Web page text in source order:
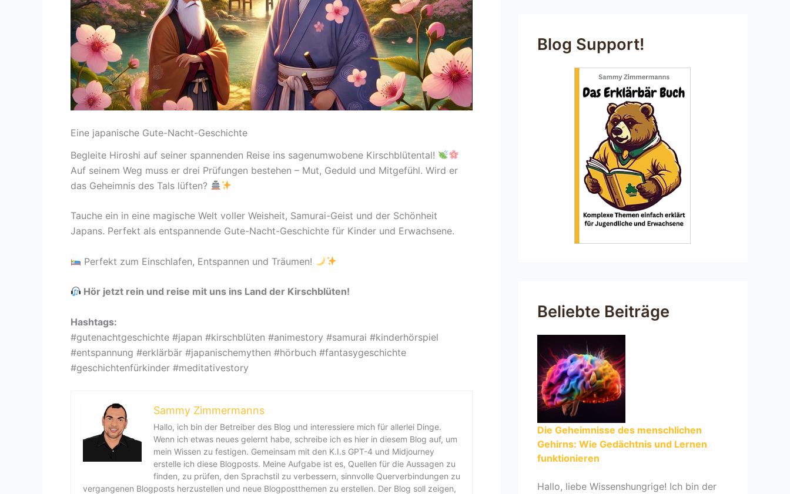
Eine japanische Gute-Nacht-Geschichte
Begleite Hiroshi auf seiner spannenden Reise ins sagenumwobene Kirschblütental!
Auf seinem Weg muss er drei Prüfungen bestehen – Mut, Geduld und Mitgefühl. Wird er
das Geheimnis des Tals lüften?
Tauche ein in eine magische Welt voller Weisheit, Samurai-Geist und der Schönheit
Japans. Perfekt als entspannende Gute-Nacht-Geschichte für Kinder und Erwachsene.
Perfekt zum Einschlafen, Entspannen und Träumen!
Hör jetzt rein und reise mit uns ins Land der Kirschblüten!
Hashtags:
#gutenachtgeschichte #japan #kirschblüten #animestory #samurai #kinderhörspiel
#entspannung #erklärbär #japanischemythen #hörbuch #fantasygeschichte
#geschichtenfürkinder #meditativestory
Sammy Zimmermanns
Hallo, ich bin der Betreiber des Blog und interessiere mich für allerlei Dinge.
Wenn ich etwas neues gelernt habe, schreibe ich es hier in diesem Blog auf, um
mein Wissen zu festigen. Gemeinsam mit den K.I.s GPT-4 und Midjourney
erstelle ich diese Blogposts. Meine Aufgabe ist es, Quellen für die Aussagen zu
finden, zu prüfen, den Sprachstil zu verbessern, sinnvolle Querverbindungen zu
vergangenen Blogposts herzustellen und neue Blogpostthemen zu erstellen. Der Blog soll zeigen,
Blog Support!
Beliebte Beiträge
Die Geheimnisse des menschlichen
Gehirns: Wie Gedächtnis und Lernen
funktionieren
Hallo, liebe Wissenshungrige! Ich bin der